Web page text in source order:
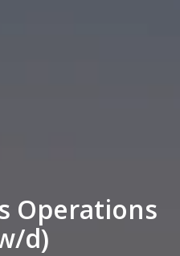
Operations
d)